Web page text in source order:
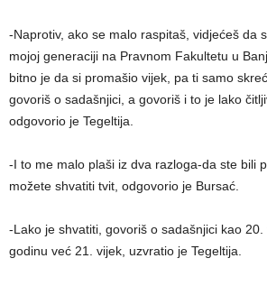
-Naprotiv, ako se malo raspitaš, vidjećeš da
mojoj generaciji na Pravnom Fakultetu u
bitno je da si promašio vijek, pa ti samo
govoriš o sadašnjici, a govoriš i to je lako
odgovorio je Tegeltija.
-I to me malo plaši iz dva razloga-da ste bili
možete shvatiti tvit, odgovorio je Bursać.
-Lako je shvatiti, govoriš o sadašnjici kao 20.
godinu već 21. vijek, uzvratio je Tegeltija.